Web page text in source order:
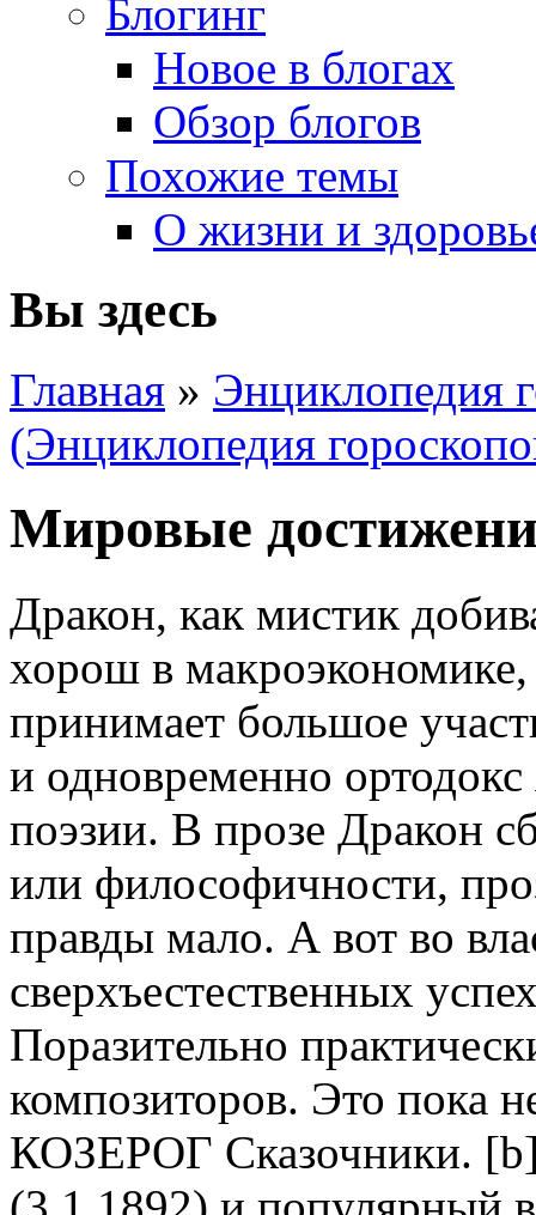
Блогинг
Новое в блогах
Обзор блогов
Похожие темы
О жизни и
Вы здесь
Главная » Энциклопедия
(Энциклопедия
Мировые
Дракон, как мистик
хорош в
принимает большое
и одновременно
поэзии. В прозе Дракон
или философичности,
правды мало. А вот во
сверхъестественных
Поразительно
композиторов. Это пока
КОЗЕРОГ Сказочники.